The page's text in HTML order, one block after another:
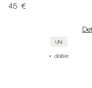
45 €
UNI
+ ďalšie